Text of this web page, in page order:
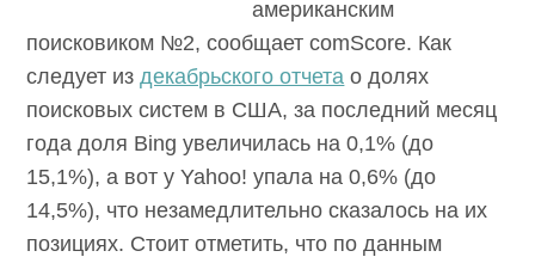
американским
поисковиком №2, сообщает comScore. Как
следует издекабрьского отчета о долях
поисковых систем в США, за последний месяц
года доля Bing увеличилась на 0,1% (до
15,1%), а вот у Yahoo! упала на 0,6% (до
14,5%), что незамедлительно сказалось на их
позициях. Стоит отметить, что по данным